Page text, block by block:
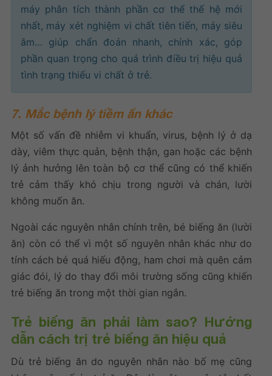
máy phân tích thành phần cơ thể thế hệ mới
nhất, máy xét nghiệm vi chất tiên tiến, máy siêu
âm… giúp chẩn đoán nhanh, chính xác, góp
phần quan trọng cho quá trình điều trị hiệu quả
tình trạng thiếu vi chất ở trẻ.
7. Mắc bệnh lý tiềm ẩn khác
Một số vấn đề nhiễm vi khuẩn, virus, bệnh lý ở dạ
dày, viêm thực quản, bệnh thận, gan hoặc các bệnh
lý ảnh hưởng lên toàn bộ cơ thể cũng có thể khiến
trẻ cảm thấy khó chịu trong người và chán, lười
không muốn ăn.
Ngoài các nguyên nhân chính trên, bé biếng ăn (lười
ăn) còn có thể vì một số nguyên nhân khác như do
tính cách bé quá hiếu động, ham chơi mà quên cảm
giác đói, lý do thay đổi môi trường sống cũng khiến
trẻ biếng ăn trong một thời gian ngắn.
Trẻ biếng ăn phải làm sao? Hướng
dẫn cách trị trẻ biếng ăn hiệu quả
Dù trẻ biếng ăn do nguyên nhân nào bố mẹ cũng